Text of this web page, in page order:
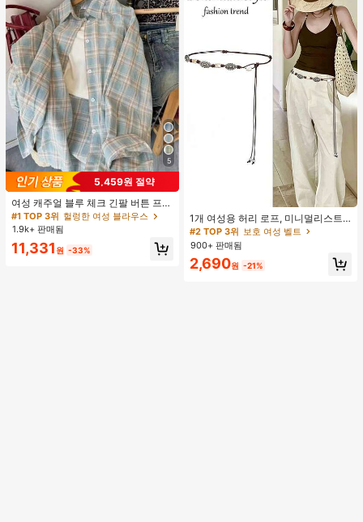
5
5,459원 절약
여성 캐주얼 블루 체크 긴팔 버튼 프론
트 폴리에스터 셔츠, 레귤러 핏, 봄 의
류, 편안한 스타일
#1 TOP 3위 헐렁한 여성 블라우스
1.9k+ 판매됨
11,331 원 -33%
세트 여성용 투피스 여름 라운지 세트
1개 여성용 허리 로프, 미니멀리스트
보헤미안 패션 매듭 허리 벨트, 드레
스, 캐주얼 팬츠와 함께 일상 착용에
적합한 장식용 허리 액세서리
보호 여성 벨트
거의 매진!
#2 TOP 3위 보호 여성 벨트
거의 매진!
#2 TOP 3위 보호 여성 벨트
거의 매진!
#2 TOP 3위
보호 여성 벨트
900+ 판매됨
2,690원 -21%